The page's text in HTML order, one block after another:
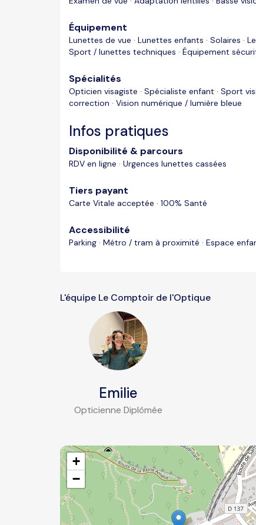
Équipement
Lunettes de vue · Lunettes enfants · Solaires ·
Sport / lunettes techniques · Équipement
Spécialités
Opticien visagiste · Spécialiste enfant · Sport
correction · Vision numérique / lumière bleue
Infos pratiques
Disponibilité & parcours
RDV en ligne · Urgences lunettes cassées
Tiers payant
Carte Vitale acceptée · 100% Santé
Accessibilité
Parking · Métro / tram à proximité · Espace
L'équipe Le Comptoir de l'Optique
Emilie
Opticienne Diplômée
+
−